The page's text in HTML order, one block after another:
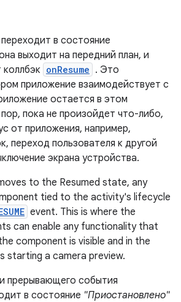
в состояние
выходит на передний план, и
onResume . Это
приложение взаимодействует с
остается в этом
пока не произойдет что-либо,
от приложения, например,
переход пользователя к другой
экрана устройства.
to the Resumed state, any
tied to the activity's lifecycle
event. This is where the
can enable any functionality that
component is visible and in the
starting a camera preview.
прерывающего события
в состояние "Приостановлено"